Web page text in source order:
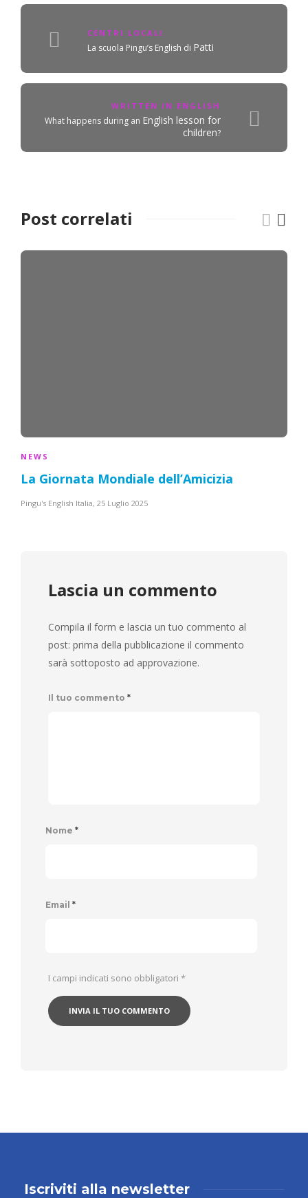
CENTRI LOCALI
La scuola Pingu’s English di Patti
WRITTEN IN ENGLISH
What happens during an English lesson for
children?
Post correlati
NEWS
La Giornata Mondiale dell’Amicizia
Pingu's English Italia, 25 Luglio 2025
Lascia un commento
Compila il form e lascia un tuo commento al
post: prima della pubblicazione il commento
sarà sottoposto ad approvazione.
Il tuo commento *
Nome *
Email *
I campi indicati sono obbligatori *
Iscriviti alla newsletter